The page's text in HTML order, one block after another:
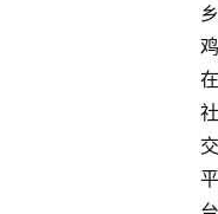
乡
鸡
在
社
交
平